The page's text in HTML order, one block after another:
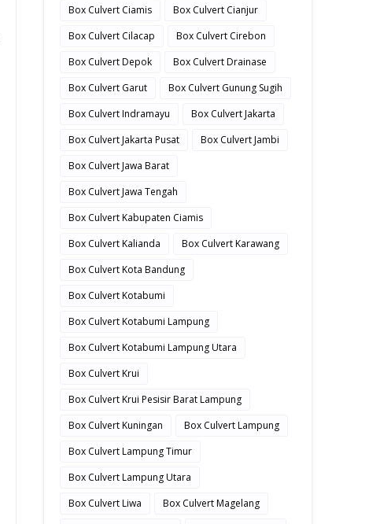
Box Culvert Ciamis
Box Culvert Cianjur
Box Culvert Cilacap
Box Culvert Cirebon
Box Culvert Depok
Box Culvert Drainase
Box Culvert Garut
Box Culvert Gunung Sugih
Box Culvert Indramayu
Box Culvert Jakarta
Box Culvert Jakarta Pusat
Box Culvert Jambi
Box Culvert Jawa Barat
Box Culvert Jawa Tengah
Box Culvert Kabupaten Ciamis
Box Culvert Kalianda
Box Culvert Karawang
Box Culvert Kota Bandung
Box Culvert Kotabumi
Box Culvert Kotabumi Lampung
Box Culvert Kotabumi Lampung Utara
Box Culvert Krui
Box Culvert Krui Pesisir Barat Lampung
Box Culvert Kuningan
Box Culvert Lampung
Box Culvert Lampung Timur
Box Culvert Lampung Utara
Box Culvert Liwa
Box Culvert Magelang